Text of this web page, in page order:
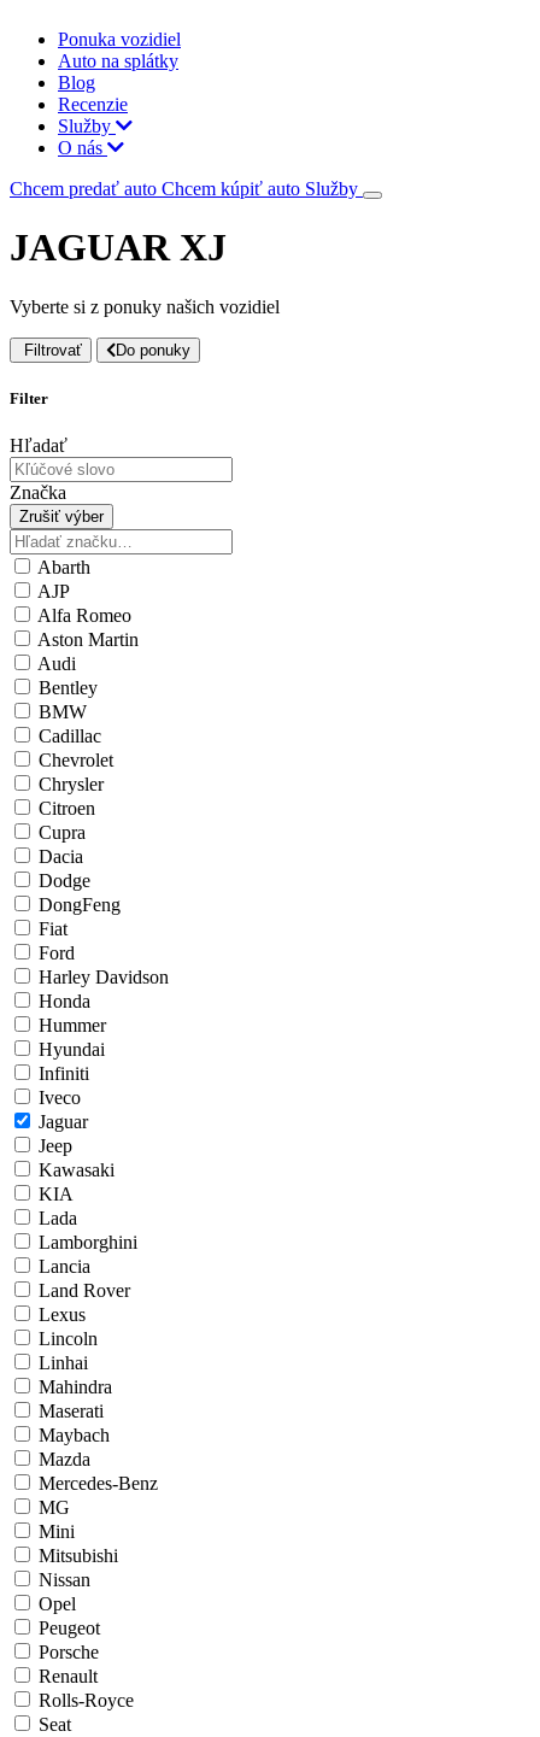
Ponuka vozidiel
Auto na splátky
Blog
Recenzie
Služby
O nás
Chcem predať auto Chcem kúpiť auto Služby
JAGUAR XJ
Vyberte si z ponuky našich vozidiel
Filtrovať Do ponuky
Filter
Hľadať
Značka
Zrušiť výber
Abarth
AJP
Alfa Romeo
Aston Martin
Audi
Bentley
BMW
Cadillac
Chevrolet
Chrysler
Citroen
Cupra
Dacia
Dodge
DongFeng
Fiat
Ford
Harley Davidson
Honda
Hummer
Hyundai
Infiniti
Iveco
Jaguar
Jeep
Kawasaki
KIA
Lada
Lamborghini
Lancia
Land Rover
Lexus
Lincoln
Linhai
Mahindra
Maserati
Maybach
Mazda
Mercedes-Benz
MG
Mini
Mitsubishi
Nissan
Opel
Peugeot
Porsche
Renault
Rolls-Royce
Seat